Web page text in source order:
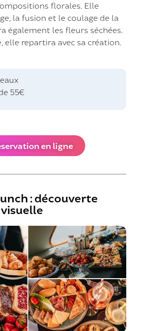
florales. Elle
la fusion et le coulage de la
également les fleurs séchées.
elle repartira avec sa création.
55€
en ligne
: découverte